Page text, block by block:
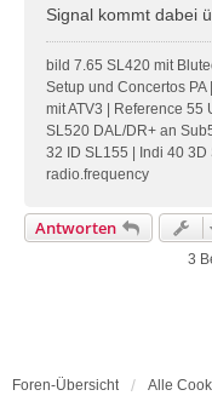
a
g
Signal kommt dabei
bild 7.65 SL420 mit
Setup und Concertos
mit ATV3 | Reference 55
SL520 DAL/DR+ an
32 ID SL155 | Indi 40 3D
radio.frequency
Antworten
3
Foren-Übersicht Alle